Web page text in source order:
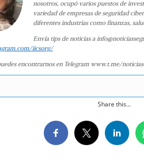
nosotros, ocupó varios puestos de
variedad de empresas de seguridad
diferentes industrias como finanzas,
Envía tips de noticias a
iicsorg/
encontrarnos en Telegram www.t.me/
Share this...